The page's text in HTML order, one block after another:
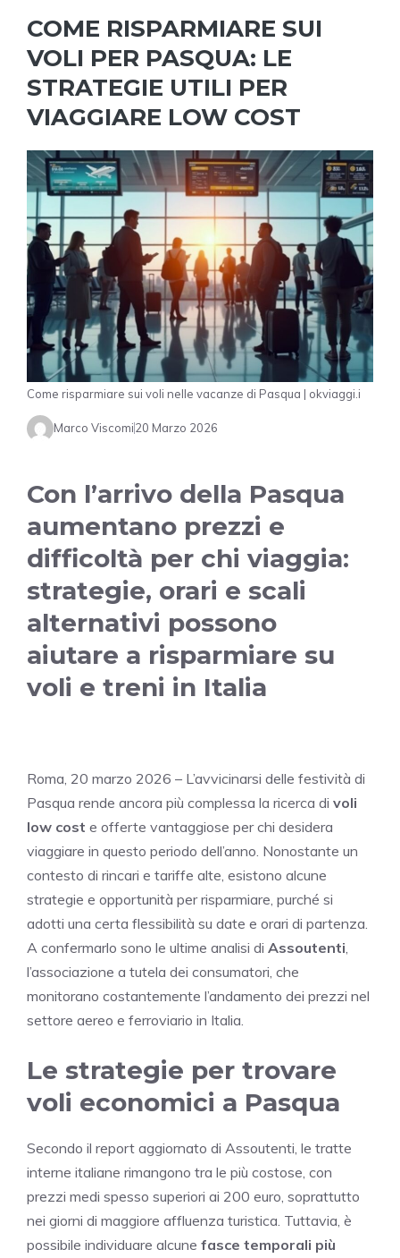
COME RISPARMIARE SUI
VOLI PER PASQUA: LE
STRATEGIE UTILI PER
VIAGGIARE LOW COST
Come risparmiare sui voli nelle vacanze di Pasqua | okviaggi.i
Marco Viscomi20 Marzo 2026
Con l’arrivo della Pasqua
aumentano prezzi e
difficoltà per chi viaggia:
strategie, orari e scali
alternativi possono
aiutare a risparmiare su
voli e treni in Italia
Roma, 20 marzo 2026 – L’avvicinarsi delle festività di
Pasqua rende ancora più complessa la ricerca di voli
low cost e offerte vantaggiose per chi desidera
viaggiare in questo periodo dell’anno. Nonostante un
contesto di rincari e tariffe alte, esistono alcune
strategie e opportunità per risparmiare, purché si
adotti una certa flessibilità su date e orari di partenza.
A confermarlo sono le ultime analisi di Assoutenti
l’associazione a tutela dei consumatori, che
monitorano costantemente l’andamento dei prezzi nel
settore aereo e ferroviario in Italia.
Le strategie per trovare
voli economici a Pasqua
Secondo il report aggiornato di Assoutenti, le tratte
interne italiane rimangono tra le più costose, con
prezzi medi spesso superiori ai 200 euro, soprattutto
nei giorni di maggiore affluenza turistica. Tuttavia, è
possibile individuare alcune fasce temporali più